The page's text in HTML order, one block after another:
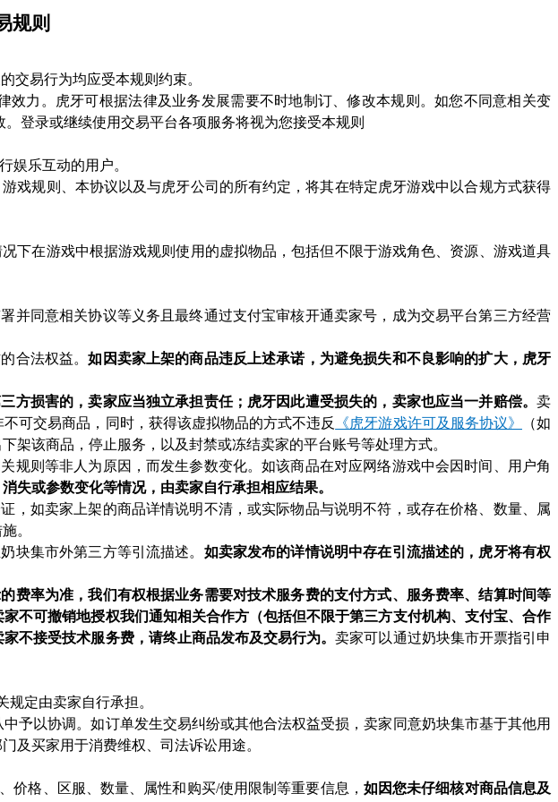
规则
交易行为均应受本规则约束。
效力。虎牙可根据法律及业务发展需要不时地制订、修改本规则。如您不同意相关变
登录或继续使用交易平台各项服务将视为您接受本规则
娱乐互动的用户。
戏规则、本协议以及与虎牙公司的所有约定，将其在特定虎牙游戏中以合规方式获得
下在游戏中根据游戏规则使用的虚拟物品，包括但不限于游戏角色、资源、游戏道具
并同意相关协议等义务且最终通过支付宝审核开通卖家号，成为交易平台第三方经营
合法权益。如因卖家上架的商品违反上述承诺，为避免损失和不良影响的扩大，虎牙
方损害的，卖家应当独立承担责任；虎牙因此遭受损失的，卖家也应当一并赔偿。卖
可交易商品，同时，获得该虚拟物品的方式不违反
《虎牙游戏许可及服务协议》
（如
该商品，停止服务，以及封禁或冻结卖家的平台账号等处理方式。
则等非人为原因，而发生参数变化。如该商品在对应网络游戏中会因时间、用户角
失或参数变化等情况，由卖家自行承担相应结果。
如卖家上架的商品详情说明不清，或实际物品与说明不符，或存在价格、数量、属
。
块集市外第三方等引流描述。 如卖家发布的详情说明中存在引流描述的，虎牙将有权
费率为准，我们有权根据业务需要对技术服务费的支付方式、服务费率、结算时间等
不可撤销地授权我们通知相关合作方（包括但不限于第三方支付机构、支付宝、合作
不接受技术服务费，请终止商品发布及交易行为。卖家可以通过奶块集市开票指引申
定由卖家自行承担。
予以协调。如订单发生交易纠纷或其他合法权益受损，卖家同意奶块集市基于其他用
及买家用于消费维权、司法诉讼用途。
格、区服、数量、属性和购买/使用限制等重要信息， 如因您未仔细核对商品信息及